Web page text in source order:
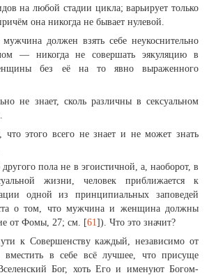
на любой стадии цикла; варьирует только
она никогда не бывает нулевой.
должен взять себе неукоснительно
— никогда не совершать эякуляцию в
без её на то явно выраженного
не знает, сколь различны в сексуальном
этого всего не знает и не может знать
пола не в эгоистичной, а, наоборот, в
жизни, человек приближается к
одной из принципиальных заповедей
о том, что мужчина и женщина должны
от Фомы, 27; см. [61]). Что это значит?
к Совершенству каждый, независимо от
вместить в себе всё лучшее, что присуще
Бог, хоть Его и именуют Богом-